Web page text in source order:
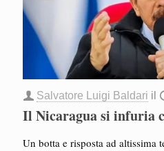
Salvatore Luigi Baldari il
Il Nicaragua si infuria
Un botta e risposta ad altissima